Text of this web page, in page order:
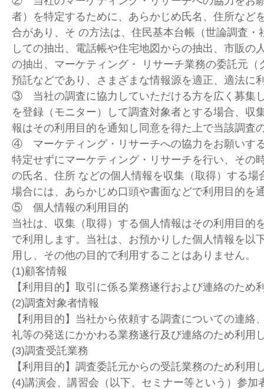
者）を特定するために、あらかじめ氏名、住所など
合があり、そ の方法は、住民基本台帳（世論調査・
しての抽出、電話帳や住宅地図からの抽出、市販の
の抽出、マーケティング・ リサーチ業務の委託元（
預託などであり、さまざまな情報源を適正、適法に
③ 当社の調査に協力していただける方を広く募集
を登録（モニター）して調査対象者とする場合、収
報はその利用目的を通知し同意を得た上で当該調査
④ マーケティング・リサーチへの協力をお願いす
特定せずにマーケティング・リサーチを行い、その
の氏名、住所 などの個人情報を収集（取得）する場
場合には、あらかじめ口頭や書面などで利用目的を
⑤ 個人情報の利用目的
当社は、収集（取得）する個人情報はその利用目的
で利用します。当社は、お預かりした個人情報を以
用し、その他の目的で利用することはありません。
(1)顧客情報
【利用目的】取引に係る業務遂行および連絡のため
(2)調査対象者情報
【利用目的】当社から依頼する調査についての連絡
礼等の発送にかかわる業務遂行及び連絡のため利用
(3)調査受託業務
【利用目的】調査委託元からの受託業務のため利用
(4)講演会、講習会（以下、セミナー等という）参加